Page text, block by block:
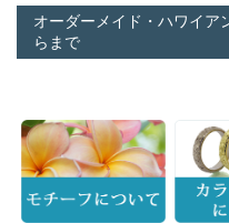
オーダーメイド・ハワイア
らまで